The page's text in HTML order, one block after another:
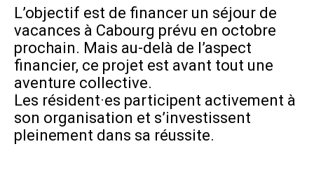
L’objectif est de financer un séjour de
vacances à Cabourg prévu en octobre
prochain. Mais au-delà de l’aspect
financier, ce projet est avant tout une
aventure collective.
Les résident·es participent activement à
son organisation et s’investissent
pleinement dans sa réussite.